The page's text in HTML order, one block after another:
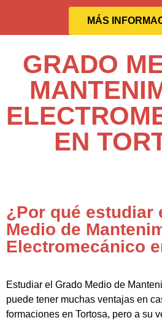
MÁS
GRADO
EN
¿Por qué estudiar
Medio de
Electromecánico
Estudiar el Grado Medio de
puede tener muchas ventajas en
formaciones en Tortosa, pero a su